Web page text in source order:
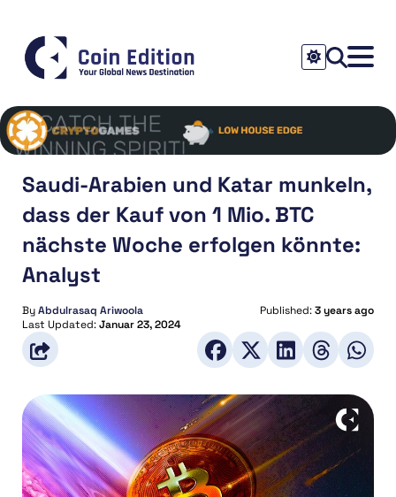
Saudi-Arabien und Katar munkeln,
dass der Kauf von 1 Mio. BTC
nächste Woche erfolgen könnte:
Analyst
ByAbdulrasaq Ariwoola Published:3 years ago
Last Updated:Januar 23, 2024